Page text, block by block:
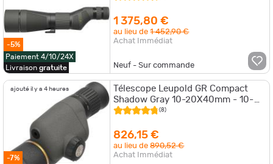
-5%
Paiement 4/10/24X
Livraison gratuite
1 375,80 €
au lieu de1 452,90 €
Achat Immédiat
Neuf - Sur commande
ajouté il y a 4 heures
-7%
Télescope Leupold GR Compact
Shadow Gray 10-20X40mm - 10-
20X40mm(8)
826,15 €
au lieu de890,52 €
Achat Immédiat